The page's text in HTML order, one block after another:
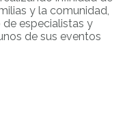
y la comunidad,
especialistas y
de sus eventos